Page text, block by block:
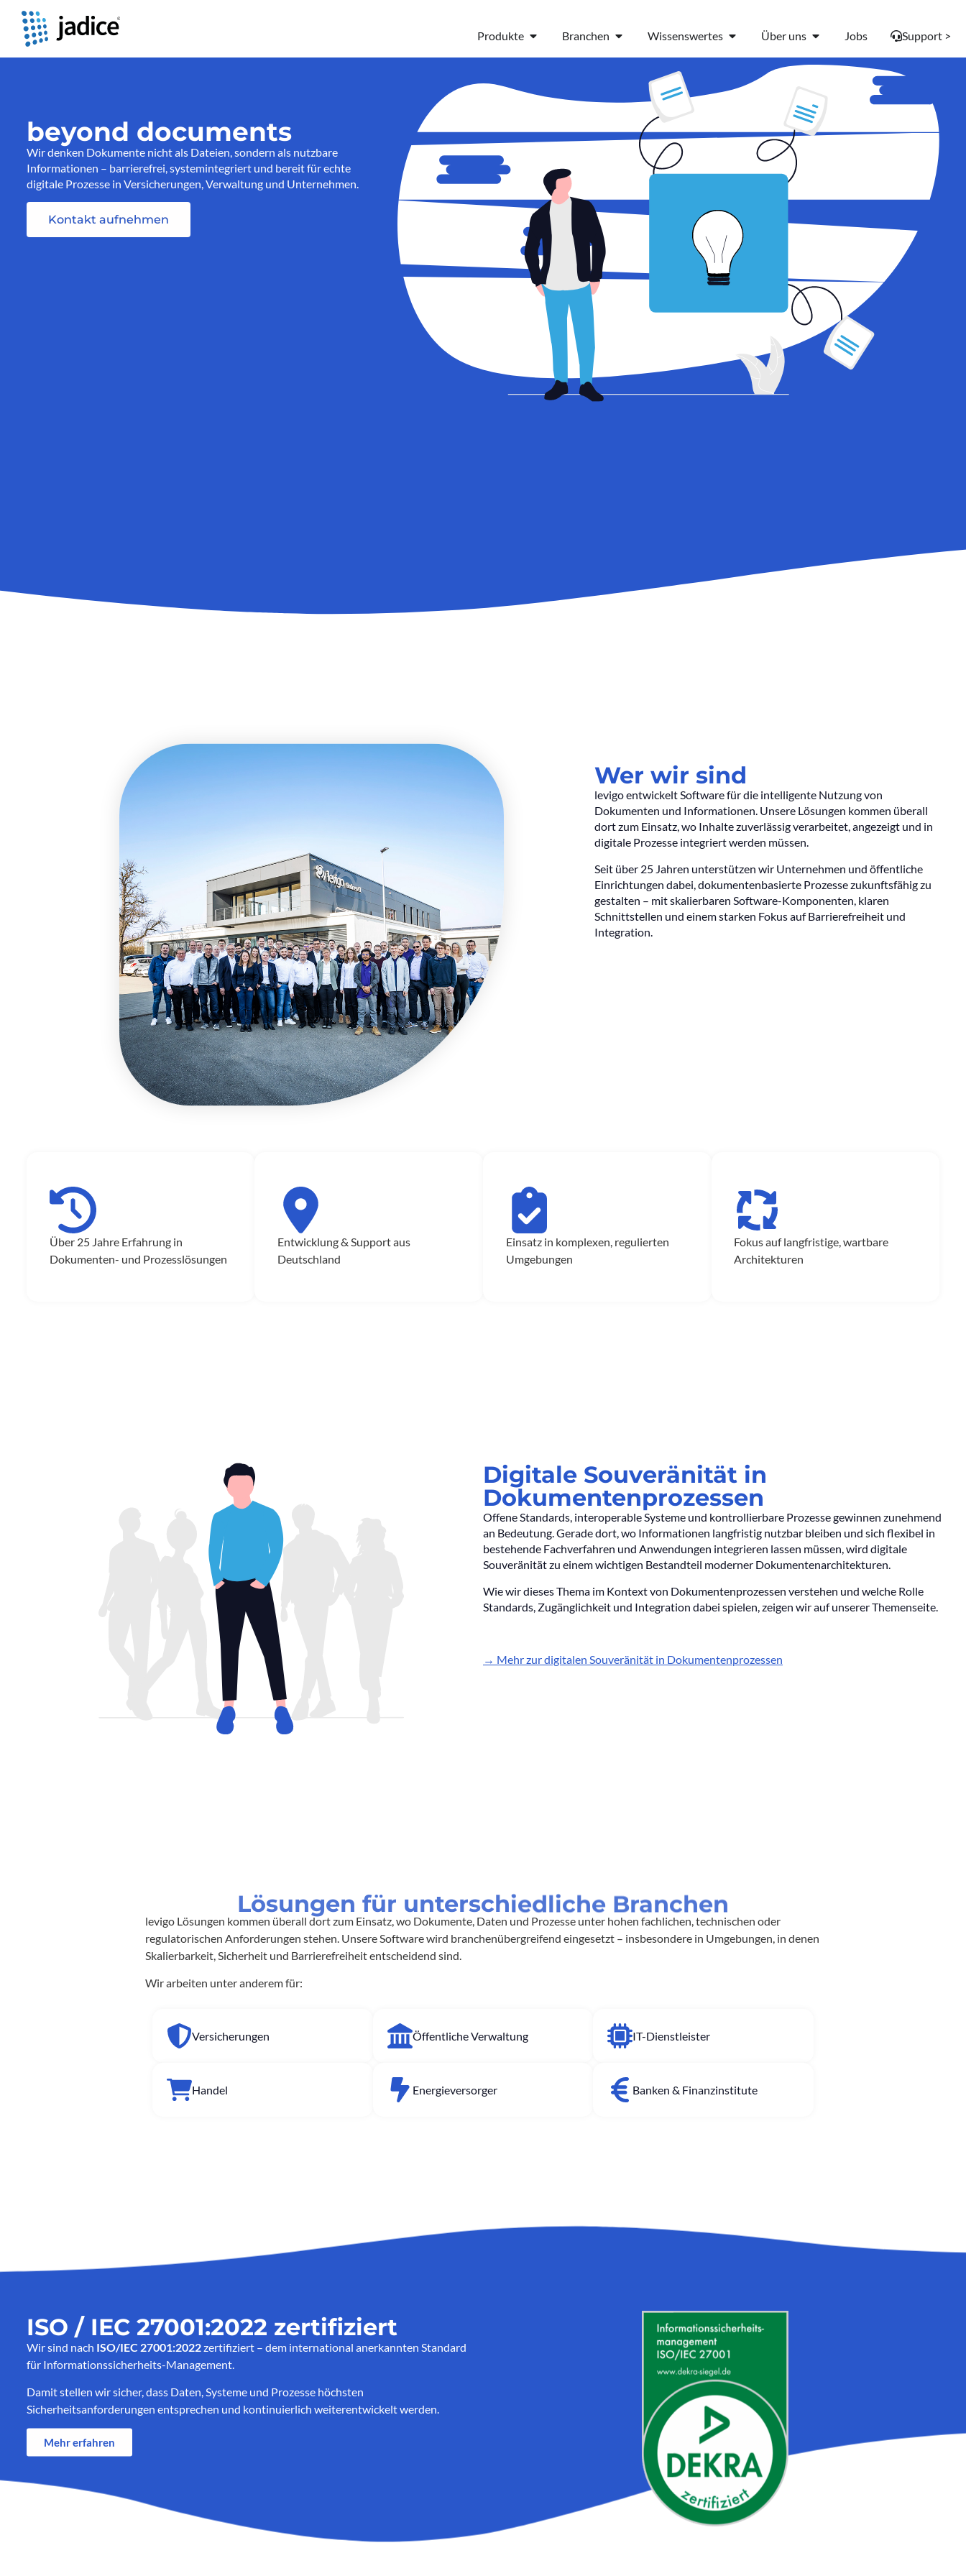
Produkte Branchen Wissenswertes Über uns Jobs Support >
beyond documents
Wir denken Dokumente nicht als Dateien, sondern als nutzbare
Informationen – barrierefrei, systemintegriert und bereit für echte
digitale Prozesse in Versicherungen, Verwaltung und Unternehmen.
Kontakt aufnehmen
Wer wir sind
levigo entwickelt Software für die intelligente Nutzung von
Dokumenten und Informationen. Unsere Lösungen kommen überall
dort zum Einsatz, wo Inhalte zuverlässig verarbeitet, angezeigt und in
digitale Prozesse integriert werden müssen.
Seit über 25 Jahren unterstützen wir Unternehmen und öffentliche
Einrichtungen dabei, dokumentenbasierte Prozesse zukunftsfähig zu
gestalten – mit skalierbaren Software-Komponenten, klaren
Schnittstellen und einem starken Fokus auf Barrierefreiheit und
Integration.
Über 25 Jahre Erfahrung in
Dokumenten- und Prozesslösungen
Entwicklung & Support aus
Deutschland
Einsatz in komplexen, regulierten
Umgebungen
Fokus auf langfristige, wartbare
Architekturen
Digitale Souveränität in
Dokumentenprozessen
Offene Standards, interoperable Systeme und kontrollierbare Prozesse gewinnen zunehmend
an Bedeutung. Gerade dort, wo Informationen langfristig nutzbar bleiben und sich flexibel in
bestehende Fachverfahren und Anwendungen integrieren lassen müssen, wird digitale
Souveränität zu einem wichtigen Bestandteil moderner Dokumentenarchitekturen.
Wie wir dieses Thema im Kontext von Dokumentenprozessen verstehen und welche Rolle
Standards, Zugänglichkeit und Integration dabei spielen, zeigen wir auf unserer Themenseite.
→ Mehr zur digitalen Souveränität in Dokumentenprozessen
Lösungen für unterschiedliche Branchen
levigo Lösungen kommen überall dort zum Einsatz, wo Dokumente, Daten und Prozesse unter hohen fachlichen, technischen oder
regulatorischen Anforderungen stehen. Unsere Software wird branchenübergreifend eingesetzt – insbesondere in Umgebungen, in denen
Skalierbarkeit, Sicherheit und Barrierefreiheit entscheidend sind.
Wir arbeiten unter anderem für:
Versicherungen Öffentliche Verwaltung IT-Dienstleister
Handel Energieversorger Banken & Finanzinstitute
ISO / IEC 27001:2022 zertifiziert
Wir sind nach ISO/IEC 27001:2022zertifiziert – dem international anerkannten Standard
für Informationssicherheits-Management.
Damit stellen wir sicher, dass Daten, Systeme und Prozesse höchsten
Sicherheitsanforderungen entsprechen und kontinuierlich weiterentwickelt werden.
Mehr erfahren